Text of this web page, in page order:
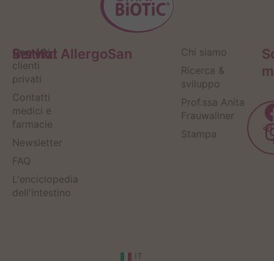
Servizi
Contatti
clienti
privati
Contatti
medici e
farmacie
Newsletter
FAQ
L'enciclopedia
dell'intestino
Institut AllergoSan
Chi siamo
Ricerca &
sviluppo
Prof.ssa Anita
Frauwallner
Stampa
IT